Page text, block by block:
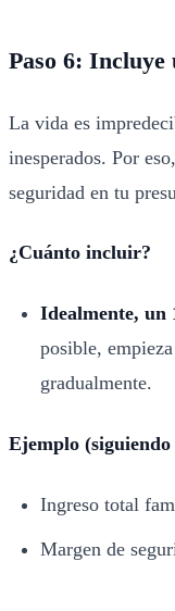
Paso 6: Incluye
La vida es
inesperados. Por
seguridad en tu
¿Cuánto incluir?
Idealmente, un
posible,
gradualmente.
Ejemplo
Ingreso total
Margen de